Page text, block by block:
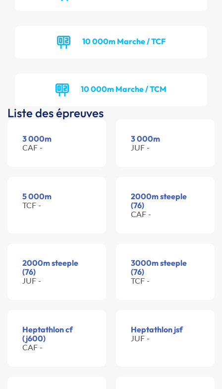
10 000m Marche / TCF
10 000m Marche / TCM
Liste des épreuves
3 000m
CAF -
3 000m
JUF -
5 000m
TCF -
2000m steeple
(76)
CAF -
2000m steeple
(76)
JUF -
3000m steeple
(76)
TCF -
Heptathlon cf
(j600)
CAF -
Heptathlon jsf
JUF -